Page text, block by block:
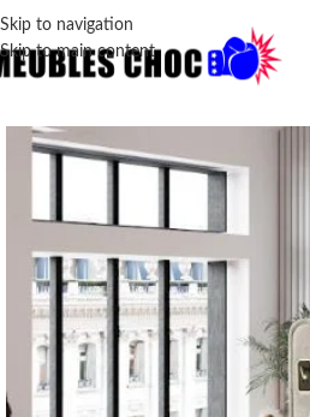
Skip to navigation
Skip to main content